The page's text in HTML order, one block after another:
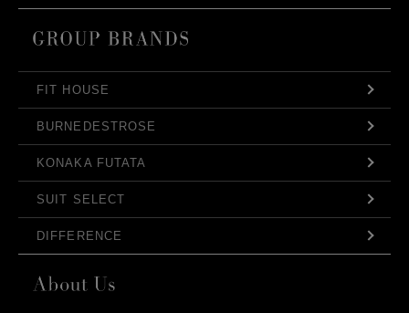
FIT HOUSE
BURNEDESTROSE
KONAKA FUTATA
SUIT SELECT
DIFFERENCE